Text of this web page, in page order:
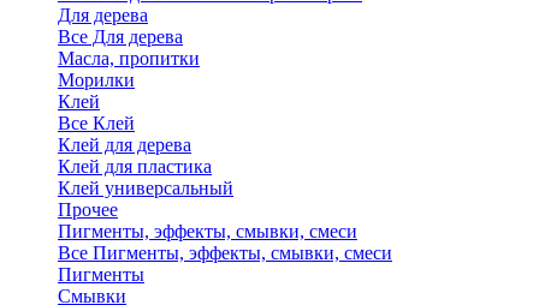
Для дерева
Все Для дерева
Масла, пропитки
Морилки
Клей
Все Клей
Клей для дерева
Клей для пластика
Клей универсальный
Прочее
Пигменты, эффекты, смывки, смеси
Все Пигменты, эффекты, смывки, смеси
Пигменты
Смывки